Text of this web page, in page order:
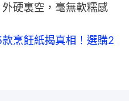
硬裏空，毫無軟糯感
烹飪紙揭真相！選購2